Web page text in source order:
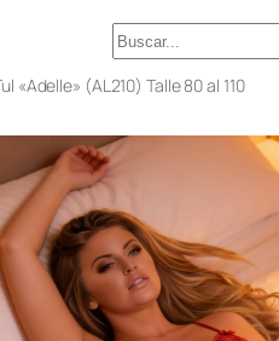
Buscar
«Adelle» (AL210) Talle 80 al 110